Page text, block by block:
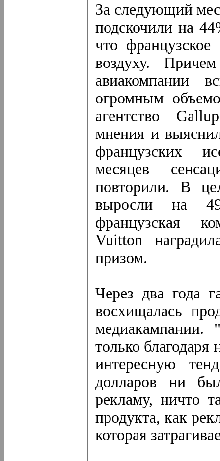
За следующий
подскочили на
что
воздуху.
авиакомпании
огромным
агентство
мнения и
французских
месяцев
повторили. В
выросли на
французская
Vuitton
призом.
Через два года
восхищалась
только благодаря
интересную
долларов ни
рекламу, ничто
продукта, как
которая